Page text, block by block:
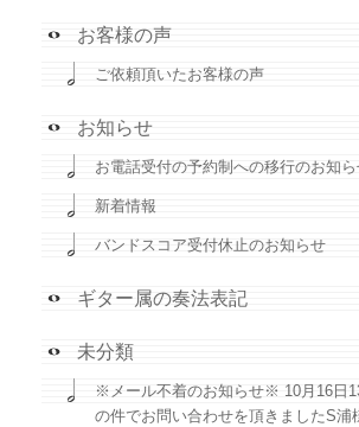
お客様の声
ご依頼頂いたお客様の声
お知らせ
お電話受付の予約制への移行のお知
新着情報
バンドスコア受付休止のお知らせ
ギター属の奏法表記
未分類
※メール不着のお知らせ※ 10月16日
の件でお問い合わせを頂きましたS浦